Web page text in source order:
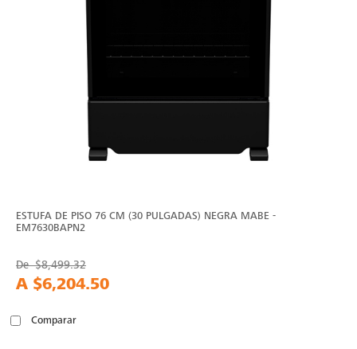
ESTUFA DE PISO 76 CM (30 PULGADAS) NEGRA MABE -
EM7630BAPN2
De$8,499.32
A $6,204.50
Comparar